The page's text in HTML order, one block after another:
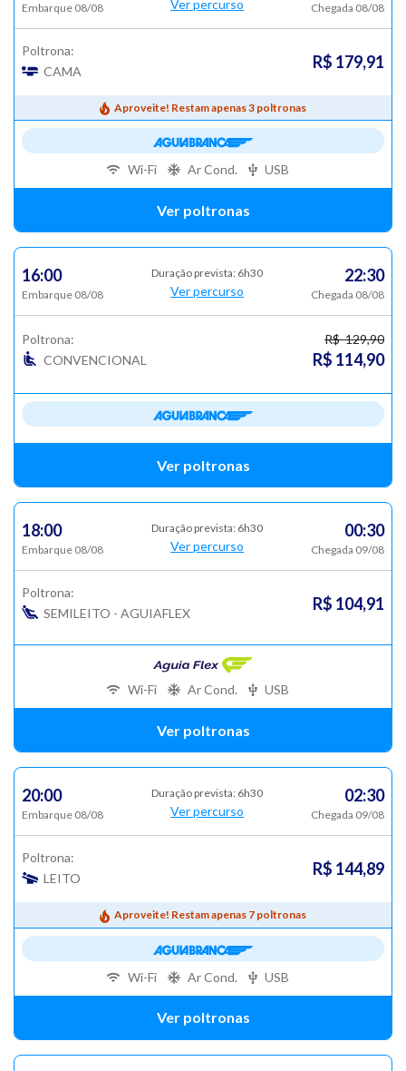
Embarque 08/08 Ver percurso Chegada 08/08
Poltrona:
CAMA
R$ 179,91
Aproveite! Restam apenas 3 poltronas
Ver poltronas
Wi-Fi Ar Cond. USB
16:00
Embarque 08/08
Duração prevista: 6h30
Ver percurso
22:30
Chegada 08/08
Poltrona:
CONVENCIONAL
R$ 129,90
R$ 114,90
Ver poltronas
18:00
Embarque 08/08
Duração prevista: 6h30
Ver percurso
00:30
Chegada 09/08
Poltrona:
SEMILEITO - AGUIAFLEX
R$ 104,91
Ver poltronas
Wi-Fi Ar Cond. USB
20:00
Embarque 08/08
Duração prevista: 6h30
Ver percurso
02:30
Chegada 09/08
Poltrona:
LEITO
R$ 144,89
Aproveite! Restam apenas 7 poltronas
Ver poltronas
Wi-Fi Ar Cond. USB